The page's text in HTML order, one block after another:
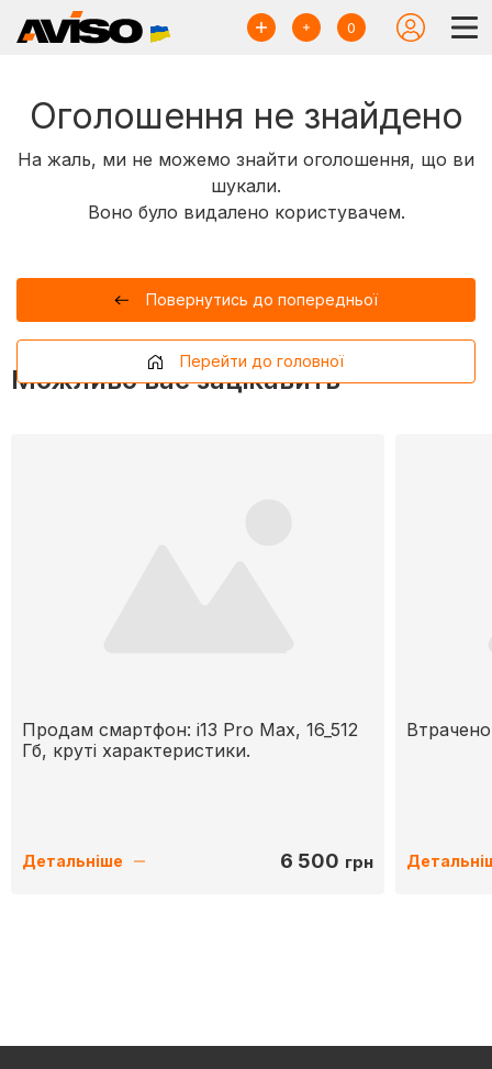
0
Оголошення не знайдено
На жаль, ми не можемо знайти оголошення, що ви
шукали.
Воно було видалено користувачем.
Повернутись до попередньої
Перейти до головної
Можливо вас зацікавить
Продам смартфон: i13 Pro Max, 16_512
Гб, крутi характеристики.
Детальніше 6 500 грн